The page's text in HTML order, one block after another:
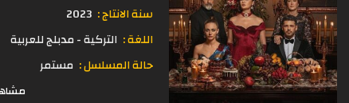
سنة الانتاج : 2023
اللغة : التركية - مدبلج للعربية
حالة المسلسل : مستمر
مشاهدة